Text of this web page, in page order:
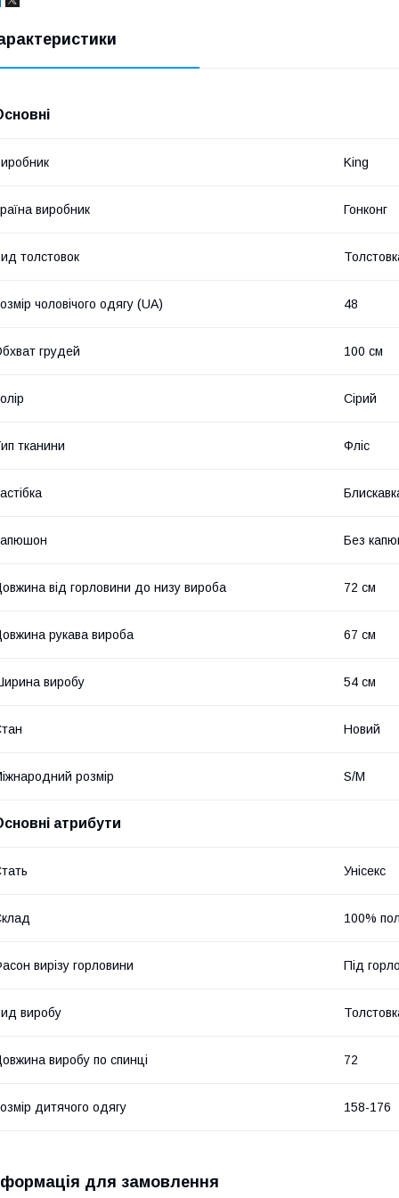
King
виробник Гонконг
толстовок
чоловічого одягу (UA) 48
грудей 100 см
Сірий
тканини Фліс
Без
від горловини до низу вироба 72 см
рукава вироба 67 см
виробу 54 см
Новий
розмір S/M
атрибути
Унісекс
100%
вирізу горловини Під
виробу
виробу по спинці 72
дитячого одягу 158-176
для замовлення